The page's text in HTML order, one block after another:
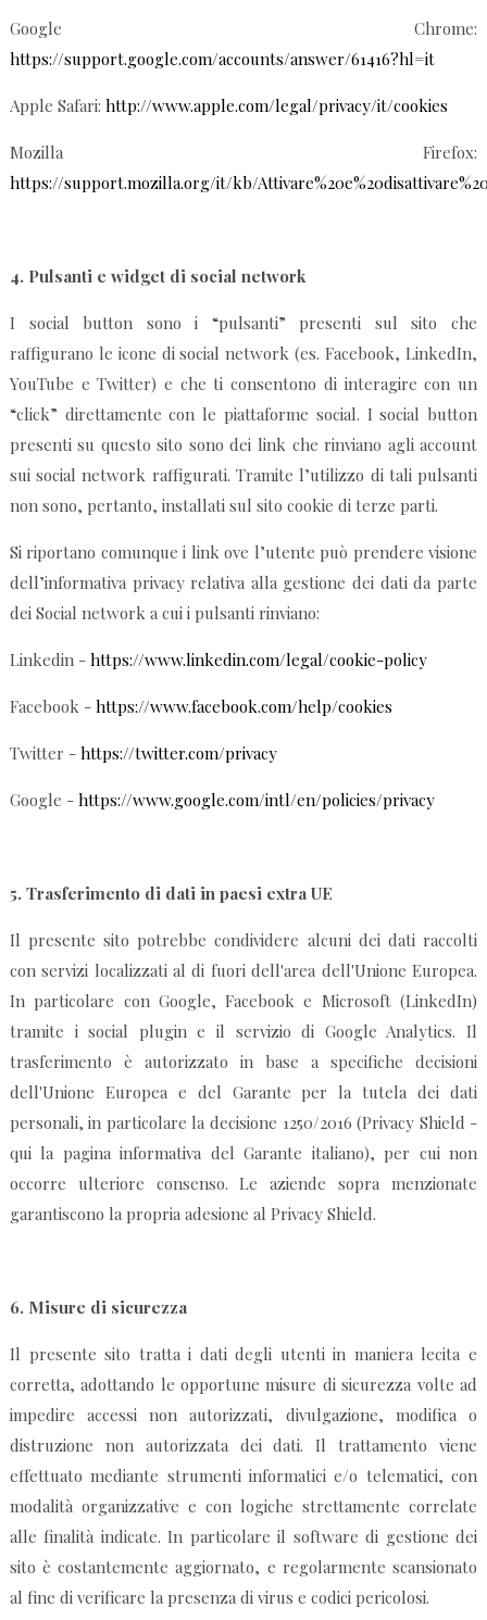
Google Chrome:
https://support.google.com/accounts/answer/61416?hl=it
Apple Safari: http://www.apple.com/legal/privacy/it/cookies
Mozilla Firefox:
https://support.mozilla.org/it/kb/
4. Pulsanti e widget di social network
I social button sono i “pulsanti” presenti sul sito che
raffigurano le icone di social network (es. Facebook, LinkedIn,
YouTube e Twitter) e che ti consentono di interagire con un
“click” direttamente con le piattaforme social. I social button
presenti su questo sito sono dei link che rinviano agli account
sui social network raffigurati. Tramite l’utilizzo di tali pulsanti
non sono, pertanto, installati sul sito cookie di terze parti.
Si riportano comunque i link ove l’utente può prendere visione
dell’informativa privacy relativa alla gestione dei dati da parte
dei Social network a cui i pulsanti rinviano:
Linkedin - https://www.linkedin.com/legal/cookie-policy
Facebook - https://www.facebook.com/help/cookies
Twitter - https://twitter.com/privacy
Google - https://www.google.com/intl/en/policies/privacy
5. Trasferimento di dati in paesi extra UE
Il presente sito potrebbe condividere alcuni dei dati raccolti
con servizi localizzati al di fuori dell'area dell'Unione Europea.
In particolare con Google, Facebook e Microsoft (LinkedIn)
tramite i social plugin e il servizio di Google Analytics. Il
trasferimento è autorizzato in base a specifiche decisioni
dell'Unione Europea e del Garante per la tutela dei dati
personali, in particolare la decisione 1250/2016 (Privacy Shield -
qui la pagina informativa del Garante italiano), per cui non
occorre ulteriore consenso. Le aziende sopra menzionate
garantiscono la propria adesione al Privacy Shield.
6. Misure di sicurezza
Il presente sito tratta i dati degli utenti in maniera lecita e
corretta, adottando le opportune misure di sicurezza volte ad
impedire accessi non autorizzati, divulgazione, modifica o
distruzione non autorizzata dei dati. Il trattamento viene
effettuato mediante strumenti informatici e/o telematici, con
modalità organizzative e con logiche strettamente correlate
alle finalità indicate. In particolare il software di gestione dei
sito è costantemente aggiornato, e regolarmente scansionato
al fine di verificare la presenza di virus e codici pericolosi.